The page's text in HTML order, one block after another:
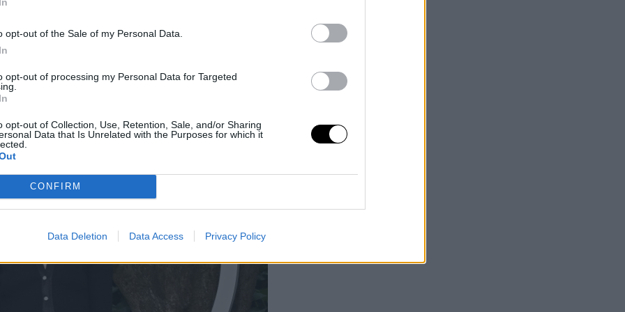
opt-out of the Sale of my Personal Data.
opt-out of processing my Personal Data for Targeted
opt-out of Collection, Use, Retention, Sale, and/or Sharing
Data that Is Unrelated with the Purposes for which it
CONFIRM
Data Deletion Data Access Privacy Policy
είναι απλώς πρακτικό, αλλά και